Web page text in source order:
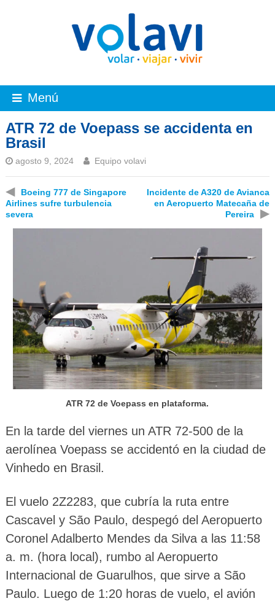
Menú
ATR 72 de Voepass se accidenta en
Brasil
agosto 9, 2024 Equipo volavi
◀
Boeing 777 de Singapore
Airlines sufre turbulencia
severa
Incidente de A320 de Avianca
en Aeropuerto Matecaña de
Pereira
▶
ATR 72 de Voepass en plataforma.
En la tarde del viernes un ATR 72-500 de la
aerolínea Voepass se accidentó en la ciudad de
Vinhedo en Brasil.
El vuelo 2Z2283, que cubría la ruta entre
Cascavel y São Paulo, despegó del Aeropuerto
Coronel Adalberto Mendes da Silva a las 11:58
a. m. (hora local), rumbo al Aeropuerto
Internacional de Guarulhos, que sirve a São
Paulo. Luego de 1:20 horas de vuelo, el avión